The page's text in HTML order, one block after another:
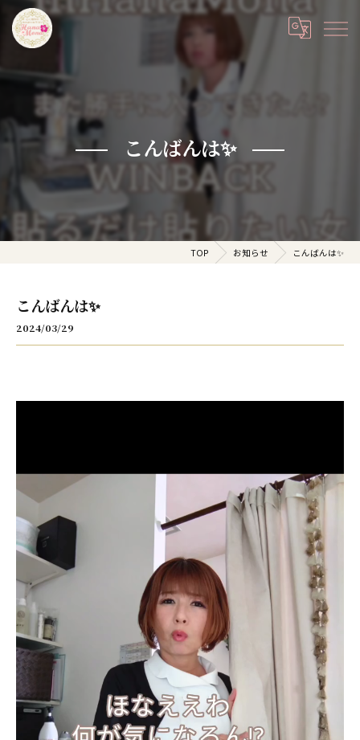
こんばんは✨
TOP お知らせ こんばんは✨
こんばんは✨
2024/03/29